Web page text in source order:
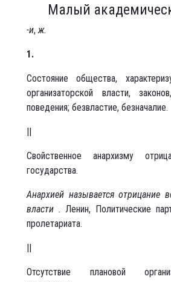
Малый
-и, ж.
1.
Состояние общества,
организаторской власти,
поведения; безвластие, безначалие.
||
Свойственное анархизму
государства.
Анархией называется отрицание
власти . Ленин, Политические
пролетариата.
||
Отсутствие плановой